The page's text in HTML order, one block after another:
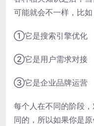
可能就会不一样，比如
①它是搜索引擎优化
②它是用户需求对接
③它是企业品牌运营
每个人在不同的阶段
同的，所以如果你是